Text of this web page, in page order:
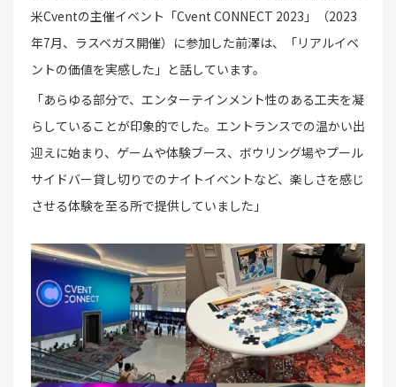
米Cventの主催イベント「Cvent CONNECT 2023」（2023
年7月、ラスベガス開催）に参加した前澤は、「リアルイベ
ントの価値を実感した」と話しています。
「あらゆる部分で、エンターテインメント性のある工夫を凝
らしていることが印象的でした。エントランスでの温かい出
迎えに始まり、ゲームや体験ブース、ボウリング場やプール
サイドバー貸し切りでのナイトイベントなど、楽しさを感じ
させる体験を至る所で提供していました」